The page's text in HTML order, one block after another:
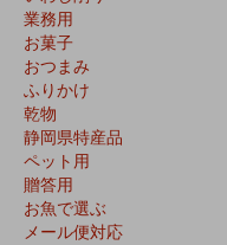
業務用
お菓子
おつまみ
ふりかけ
乾物
静岡県特産品
ペット用
贈答用
お魚で選ぶ
メール便対応